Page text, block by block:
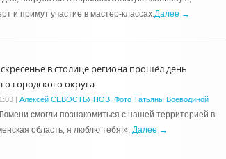
и примут участие в мастер-классах.Далее →
в столице региона прошёл день
городского округа
| Алексей СЕВОСТЬЯНОВ. Фото Татьяны Воеводиной
смогли познакомиться с нашей территорией в
область, я люблю тебя!». Далее →